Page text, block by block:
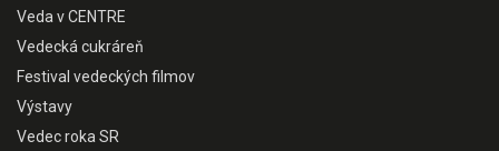
Veda v CENTRE
Vedecká cukráreň
Festival vedeckých filmov
Výstavy
Vedec roka SR